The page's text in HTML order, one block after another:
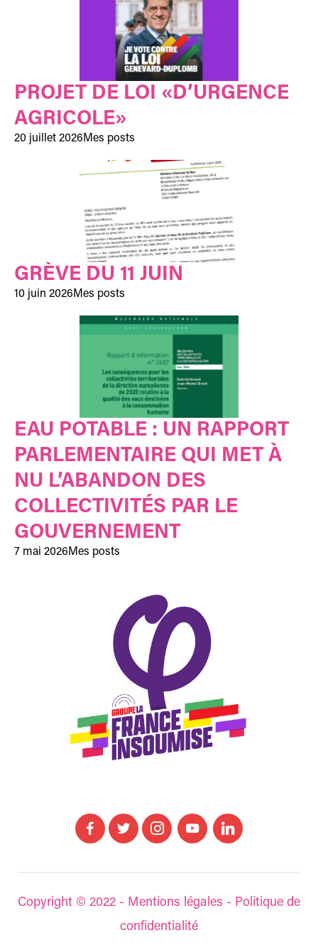
PROJET DE LOI «D’URGENCE
AGRICOLE»
20 juillet 2026Mes posts
GRÈVE DU 11 JUIN
10 juin 2026 Mes posts
EAU POTABLE : UN RAPPORT
PARLEMENTAIRE QUI MET À
NU L’ABANDON DES
COLLECTIVITÉS PAR LE
GOUVERNEMENT
7 mai 2026 Mes posts
Copyright © 2022 - Mentions légales - Politique de
confidentialité